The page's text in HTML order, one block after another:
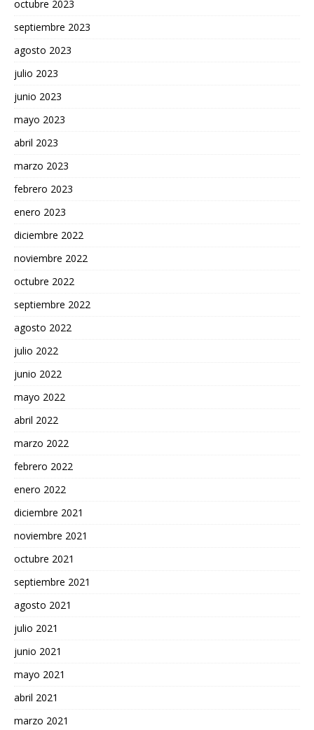
octubre 2023
septiembre 2023
agosto 2023
julio 2023
junio 2023
mayo 2023
abril 2023
marzo 2023
febrero 2023
enero 2023
diciembre 2022
noviembre 2022
octubre 2022
septiembre 2022
agosto 2022
julio 2022
junio 2022
mayo 2022
abril 2022
marzo 2022
febrero 2022
enero 2022
diciembre 2021
noviembre 2021
octubre 2021
septiembre 2021
agosto 2021
julio 2021
junio 2021
mayo 2021
abril 2021
marzo 2021